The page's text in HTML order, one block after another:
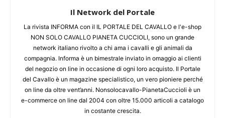
Il Network del Portale
La rivista INFORMA con il IL PORTALE DEL CAVALLO e l'e-shop
NON SOLO CAVALLO PIANETA CUCCIOLI, sono un grande
network italiano rivolto a chi ama i cavalli e gli animali da
compagnia. Informa è un bimestrale inviato in omaggio ai clienti
del negozio on line in occasione di ogni loro acquisto. Il Portale
del Cavallo è un magazine specialistico, un vero pioniere perché
on line da oltre vent’anni. Nonsolocavallo-PianetaCuccioli è un
e-commerce on line dal 2004 con oltre 15.000 articoli a catalogo
in costante crescita.